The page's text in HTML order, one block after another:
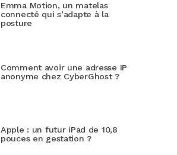
Emma Motion, un matelas
connecté qui s’adapte à la
posture
Comment avoir une adresse IP
anonyme chez CyberGhost ?
Apple : un futur iPad de 10,8
pouces en gestation ?